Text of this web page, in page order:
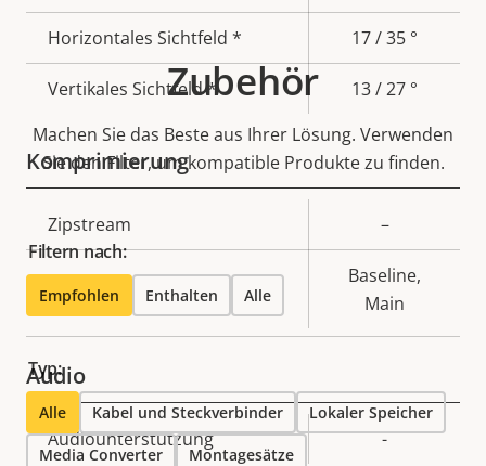
Horizontales Sichtfeld * 17 / 35 °
Vertikales Sichtfeld * 13 / 27 °
Komprimierung
Eigentumsbeschreibung Eigentumswert
Zipstream –
H.264
Baseline,
Main
Audio
Eigentumsbeschreibung Eigentumswert
Audiounterstützung -
Zubehör
Machen Sie das Beste aus Ihrer Lösung. Verwenden
Sie den Filter, um kompatible Produkte zu finden.
Filtern nach:
Empfohlen Enthalten Alle
Typ:
Alle Kabel und Steckverbinder Lokaler Speicher
Media Converter Montagesätze